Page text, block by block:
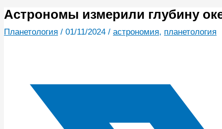
Астрономы измерили глубину
Планетология / 01/11/2024 / астрономия, планетология